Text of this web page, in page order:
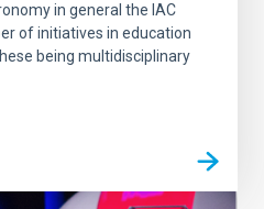
in general the IAC
of initiatives in education
being multidisciplinary